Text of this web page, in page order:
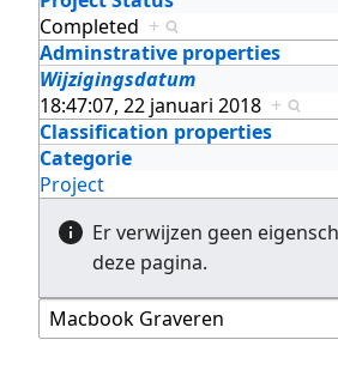
Completed +
Adminstrative properties
Wijzigingsdatum
18:47:07, 22 januari 2018 +
Classification properties
Categorie
Project
Er verwijzen geen
deze pagina.